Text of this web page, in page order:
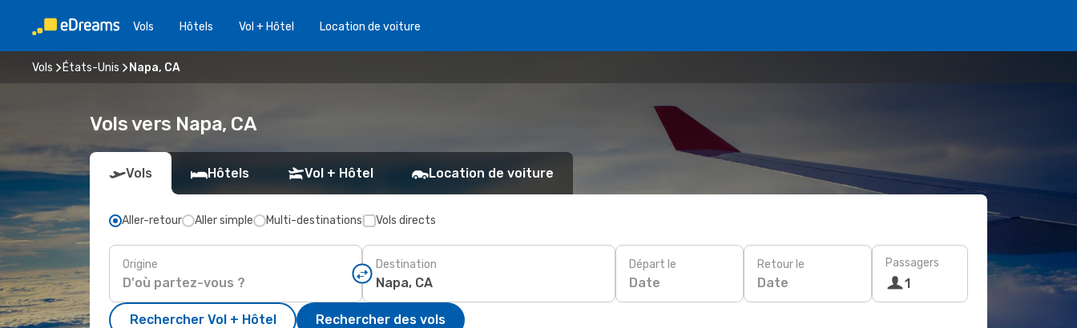
Vols Hôtels Vol + Hôtel Location de voiture
Vols États-Unis Napa, CA
Vols vers Napa, CA
Vols Hôtels Vol + Hôtel Location de voiture
Aller-retour Aller simple Multi-destinations Vols directs
Origine Destination Départ le
Date
Retour le
Date
Passagers
1
Rechercher Vol + Hôtel Rechercher des vols